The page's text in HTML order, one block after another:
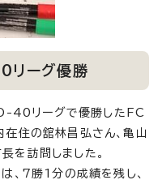
リーグ優勝
40リーグで優勝したFC
住の舘林昌弘さん、亀山
を訪問しました。
、7勝1分の成績を残し、